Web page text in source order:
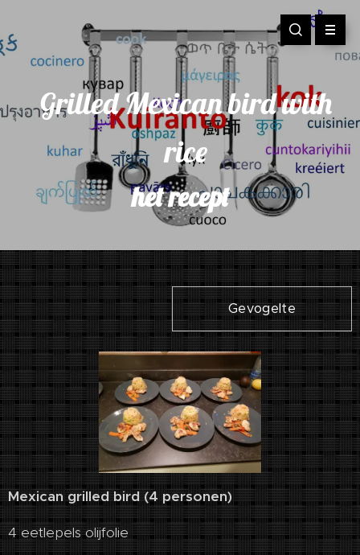
Grilled Mexican bird with
rice
het recept
Gevogelte
Mexican grilled bird (4 personen)
4 eetlepels olijfolie